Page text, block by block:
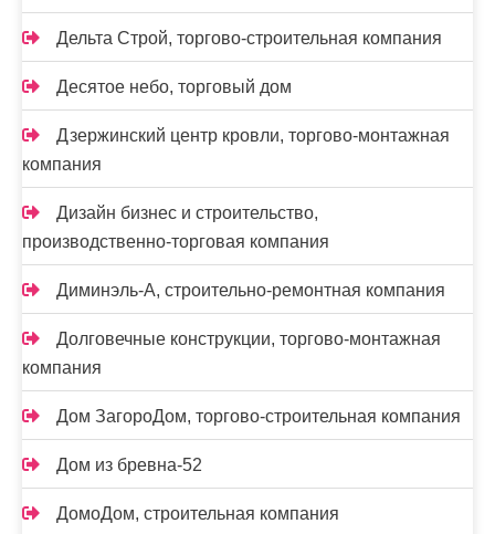
Дельта Строй, торгово-строительная компания
Десятое небо, торговый дом
Дзержинский центр кровли, торгово-монтажная
компания
Дизайн бизнес и строительство,
производственно-торговая компания
Диминэль-А, строительно-ремонтная компания
Долговечные конструкции, торгово-монтажная
компания
Дом ЗагороДом, торгово-строительная компания
Дом из бревна-52
ДомоДом, строительная компания